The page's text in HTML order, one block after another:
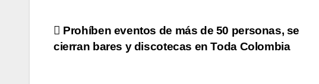
Navegación
Prohíben eventos de más de 50 personas, se
cierran bares y discotecas en Toda Colombia